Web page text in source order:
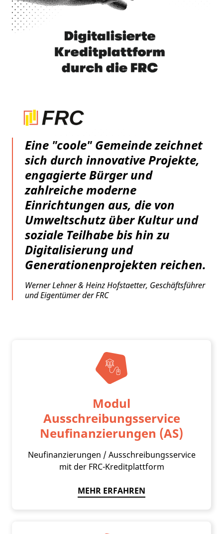
Eine "coole" Gemeinde zeichnet
sich durch innovative Projekte,
engagierte Bürger und
zahlreiche moderne
Einrichtungen aus, die von
Umweltschutz über Kultur und
soziale Teilhabe bis hin zu
Digitalisierung und
Generationenprojekten reichen.
Werner Lehner & Heinz Hofstaetter, Geschäftsführer
und Eigentümer der FRC
Modul
Ausschreibungsservice
Neufinanzierungen (AS)
Neufinanzierungen / Ausschreibungsservice
mit der FRC-Kreditplattform
MEHR ERFAHREN